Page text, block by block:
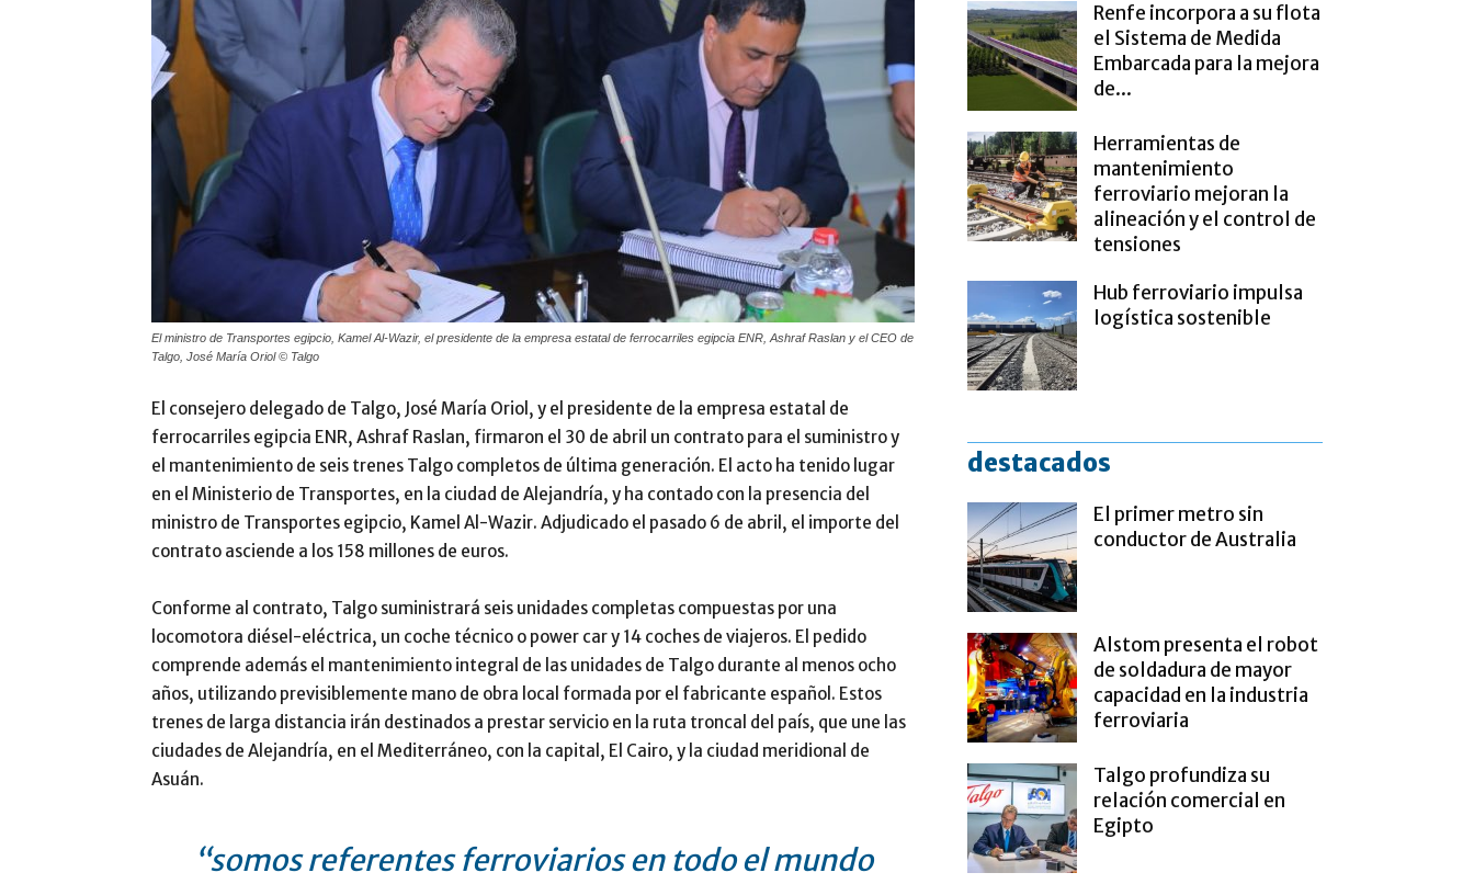
El ministro de Transportes egipcio, Kamel Al-Wazir, el presidente de la empresa estatal de ferrocarriles egipcia ENR, Ashraf Raslan y el CEO de
Talgo, José María Oriol © Talgo
El consejero delegado de Talgo, José María Oriol, y el presidente de la empresa estatal de
ferrocarriles egipcia ENR, Ashraf Raslan, firmaron el 30 de abril un contrato para el suministro y
el mantenimiento de seis trenes Talgo completos de última generación. El acto ha tenido lugar
en el Ministerio de Transportes, en la ciudad de Alejandría, y ha contado con la presencia del
ministro de Transportes egipcio, Kamel Al-Wazir. Adjudicado el pasado 6 de abril, el importe del
contrato asciende a los 158 millones de euros.
Conforme al contrato, Talgo suministrará seis unidades completas compuestas por una
locomotora diésel-eléctrica, un coche técnico o power car y 14 coches de viajeros. El pedido
comprende además el mantenimiento integral de las unidades de Talgo durante al menos ocho
años, utilizando previsiblemente mano de obra local formada por el fabricante español. Estos
trenes de larga distancia irán destinados a prestar servicio en la ruta troncal del país, que une las
ciudades de Alejandría, en el Mediterráneo, con la capital, El Cairo, y la ciudad meridional de
Asuán.
“somos referentes ferroviarios en todo el mundo
Renfe incorpora a su flota
el Sistema de Medida
Embarcada para la mejora
de...
Herramientas de
mantenimiento
ferroviario mejoran la
alineación y el control de
tensiones
Hub ferroviario impulsa
logística sostenible
destacados
El primer metro sin
conductor de Australia
Alstom presenta el robot
de soldadura de mayor
capacidad en la industria
ferroviaria
Talgo profundiza su
relación comercial en
Egipto